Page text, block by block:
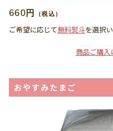
660円 （税込）
ご希望に応じて無料熨斗を選択
商品ご購入
おやすみたまご